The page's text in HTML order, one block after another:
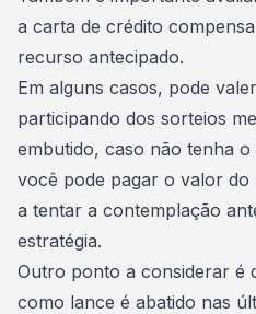
a carta de crédito
recurso antecipado.
Em alguns casos, pode
participando dos sorteios
embutido, caso não tenha
você pode pagar o valor do
a tentar a contemplação
estratégia.
Outro ponto a considerar é
como lance é abatido nas